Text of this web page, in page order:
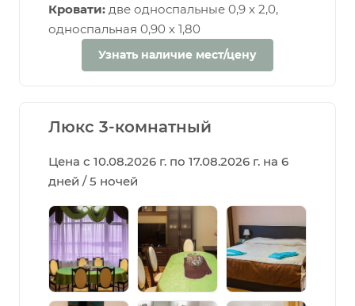
Кровати: две односпальные 0,9 х 2,0,
односпальная 0,90 х 1,80
Узнать наличие мест/цену
Люкс 3-комнатный
Цена с 10.08.2026 г. по 17.08.2026 г. на 6
дней / 5 ночей